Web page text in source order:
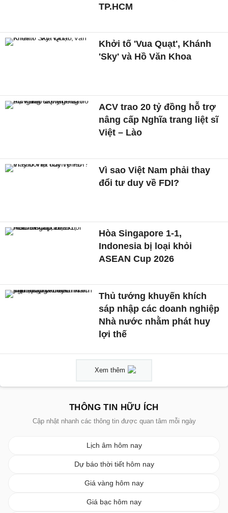
TP.HCM
Khởi tố 'Vua Quạt', Khánh
'Sky' và Hồ Văn Khoa
ACV trao 20 tỷ đồng hỗ trợ
nâng cấp Nghĩa trang liệt sĩ
Việt – Lào
Vì sao Việt Nam phải thay
đổi tư duy về FDI?
Hòa Singapore 1-1,
Indonesia bị loại khỏi
ASEAN Cup 2026
Thủ tướng khuyến khích
sáp nhập các doanh nghiệp
Nhà nước nhằm phát huy
lợi thế
Xem thêm
THÔNG TIN HỮU ÍCH
Cập nhật nhanh các thông tin được quan tâm mỗi ngày
Lịch âm hôm nay
Dự báo thời tiết hôm nay
Giá vàng hôm nay
Giá bạc hôm nay